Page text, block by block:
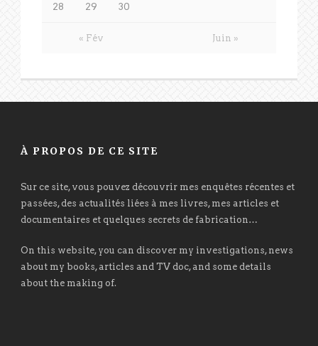
« Fév Juin »
28 29 30
À PROPOS DE CE SITE
Sur ce site, vous pouvez découvrir mes enquêtes récentes et
passées, des actualités liées à mes livres, mes articles et
documentaires et quelques secrets de fabrication…
On this website, you can discover my investigations, news
about my books, articles and TV doc, and some details
about the making of.